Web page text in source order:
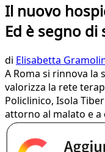
Il nuovo
Ed è segno di
di Elisabetta
A Roma si rinnova la
valorizza la rete
Policlinico, Isola
attorno al malato e a